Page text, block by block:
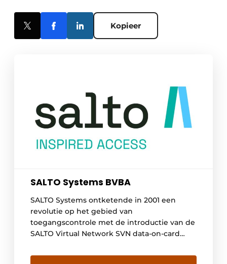
Kopieer
SALTO Systems BVBA
SALTO Systems ontketende in 2001 een
revolutie op het gebied van
toegangscontrole met de introductie van de
SALTO Virtual Network SVN data-on-card
batterijgevoede, draadloze, elektronische